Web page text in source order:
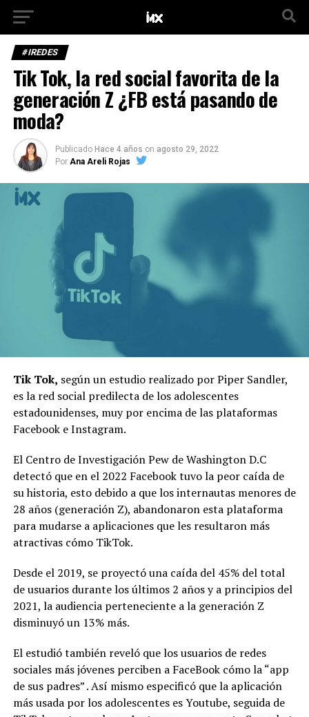
#IREDES
Tik Tok, la red social favorita de la
generación Z ¿FB está pasando de
moda?
Publicado Hace 4 años on agosto 29, 2022
Por Ana Areli Rojas
Tik Tok, según un estudio realizado por Piper Sandler,
es la red social predilecta de los adolescentes
estadounidenses, muy por encima de las plataformas
Facebook e Instagram.
El Centro de Investigación Pew de Washington D.C
detectó que en el 2022 Facebook tuvo la peor caída de
su historia, esto debido a que los internautas menores de
28 años (generación Z), abandonaron esta plataforma
para mudarse a aplicaciones que les resultaron más
atractivas cómo TikTok.
Desde el 2019, se proyectó una caída del 45% del total
de usuarios durante los últimos 2 años y a principios del
2021, la audiencia perteneciente a la generación Z
disminuyó un 13% más.
El estudió también reveló que los usuarios de redes
sociales más jóvenes perciben a FaceBook cómo la “app
de sus padres” . Así mismo especificó que la aplicación
más usada por los adolescentes es Youtube, seguida de